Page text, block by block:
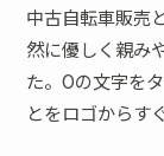
中古自転車販売
然に優しく親み
た。Oの文字を
とをロゴからす